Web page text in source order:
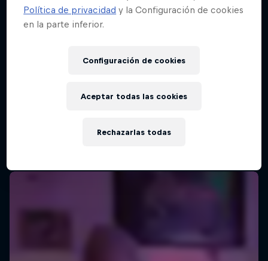
Política de privacidad y la Configuración de cookies
en la parte inferior.
Configuración de cookies
Rechazarlas todas
Aceptar todas las cookies